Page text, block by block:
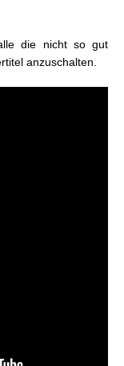
die nicht so gut
anzuschalten.